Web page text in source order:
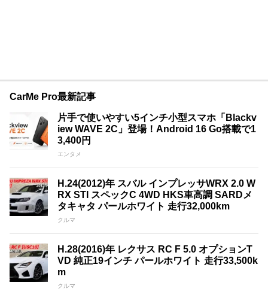
CarMe Pro最新記事
片手で使いやすい5インチ小型スマホ「Blackv
iew WAVE 2C」登場！Android 16 Go搭載で1
3,400円
エンタメ
H.24(2012)年 スバル インプレッサWRX 2.0 W
RX STI スペックC 4WD HKS車高調 SARDメ
タキャタ パールホワイト 走行32,000km
クルマ
H.28(2016)年 レクサス RC F 5.0 オプションT
VD 純正19インチ パールホワイト 走行33,500k
m
クルマ